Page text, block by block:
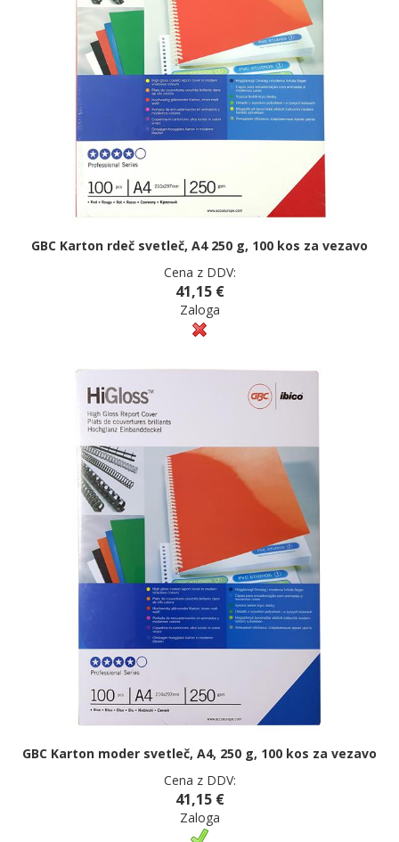
GBC Karton rdeč svetleč, A4 250 g, 100 kos za vezavo
Cena z DDV:
41,15 €
Zaloga
GBC Karton moder svetleč, A4, 250 g, 100 kos za vezavo
Cena z DDV:
41,15 €
Zaloga